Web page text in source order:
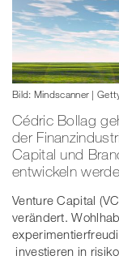
Bild: Mindscanner |
Cédric Bollag
der
Capital und
entwickeln
Venture Capital
verändert.
investieren in